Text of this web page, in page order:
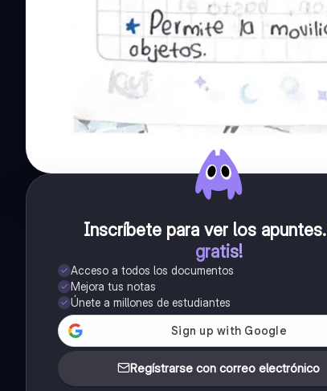
Inscríbete para ver los apuntes.
gratis!
Acceso a todos los documentos
Mejora tus notas
Únete a millones de estudiantes
Regístrarse con correo electrónico